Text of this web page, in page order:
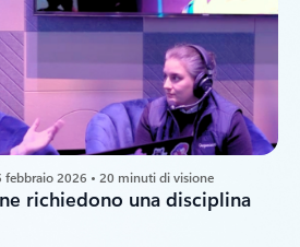
febbraio 2026 • 20 minuti di visione
richiedono una disciplina